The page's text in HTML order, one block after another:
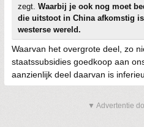
zegt. Waarbij je ook nog moet
die uitstoot in China afkomstig
westerse wereld.
Waarvan het overgrote deel, zo
staatssubsidies goedkoop aan
aanzienlijk deel daarvan is
▼ Advertentie